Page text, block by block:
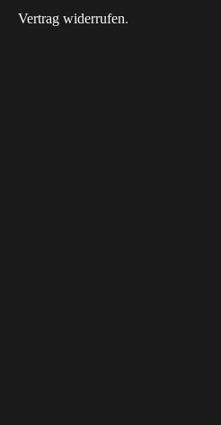
Vertrag widerrufen.